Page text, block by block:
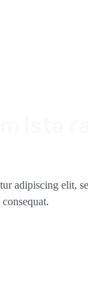
adipiscing elit,